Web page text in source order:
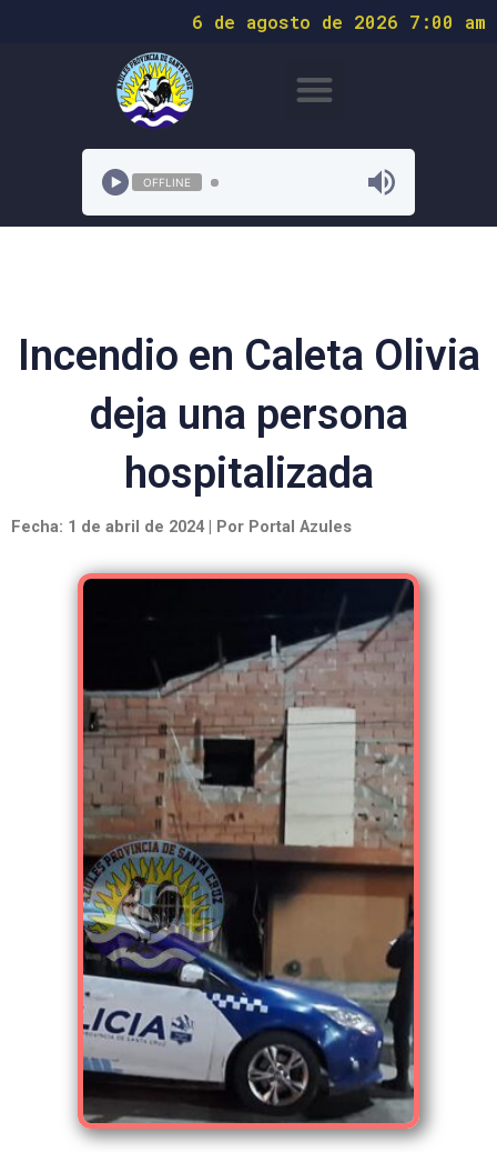
6 de agosto de 2026 7:00 am
OFFLINE
Incendio en Caleta Olivia
deja una persona
hospitalizada
Fecha: 1 de abril de 2024 | Por Portal Azules